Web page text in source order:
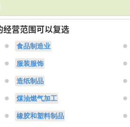
营范围可以复选
食品制造业
服装服饰
造纸制品
煤油燃气加工
橡胶和塑料制品